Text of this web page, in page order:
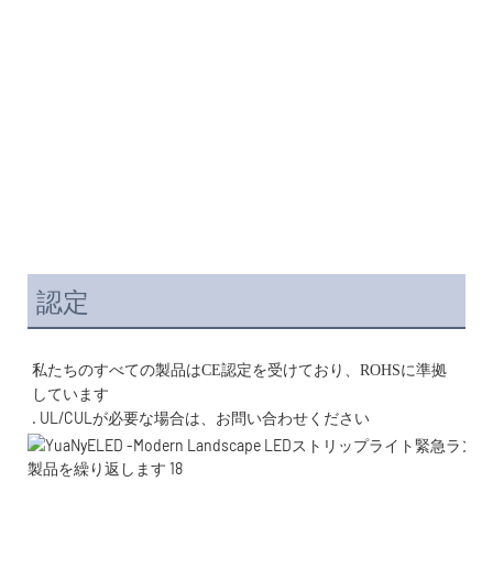
認定
私たちのすべての製品はCE認定を受けており、ROHSに準拠
. UL/CULが必要な場合は、お問い合わせください